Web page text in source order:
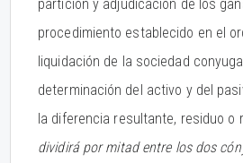
partición y adjudicación de los
procedimiento establecido en el
liquidación de la sociedad
determinación del activo y del
la diferencia resultante, residuo o
dividirá por mitad entre los dos